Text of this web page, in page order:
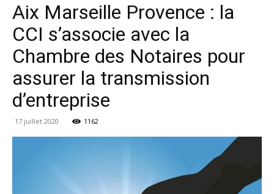
Aix Marseille Provence : la
CCI s’associe avec la
Chambre des Notaires pour
assurer la transmission
d’entreprise
17 juillet 2020 1162